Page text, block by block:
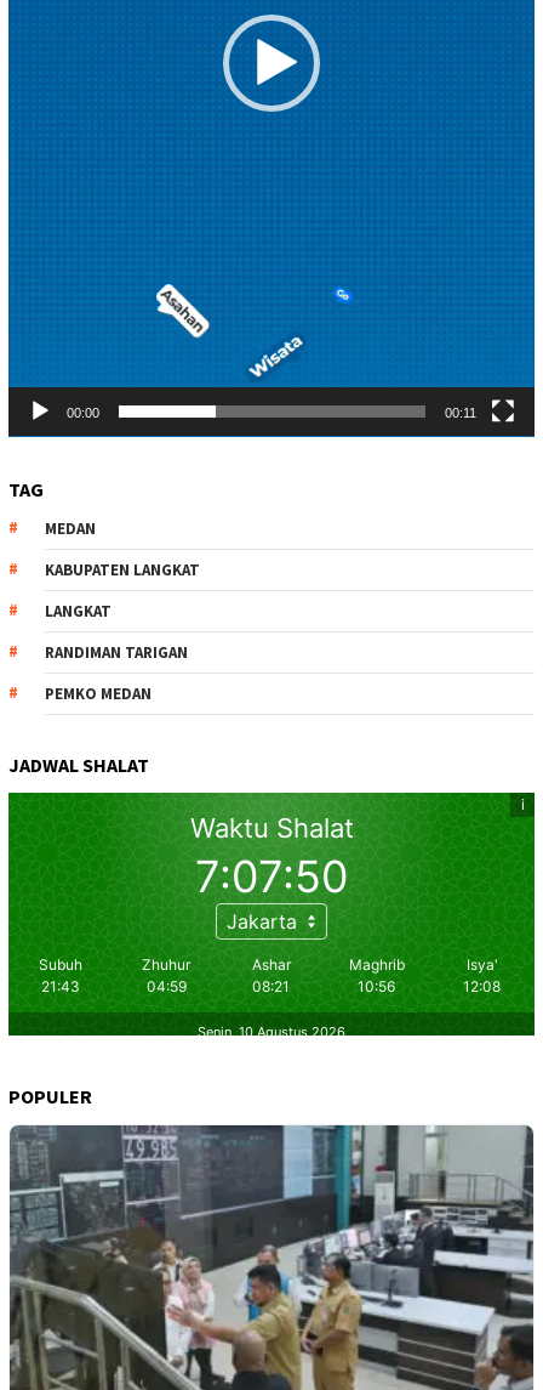
00:00 00:11
TAG
MEDAN
KABUPATEN LANGKAT
LANGKAT
RANDIMAN TARIGAN
PEMKO MEDAN
JADWAL SHALAT
POPULER